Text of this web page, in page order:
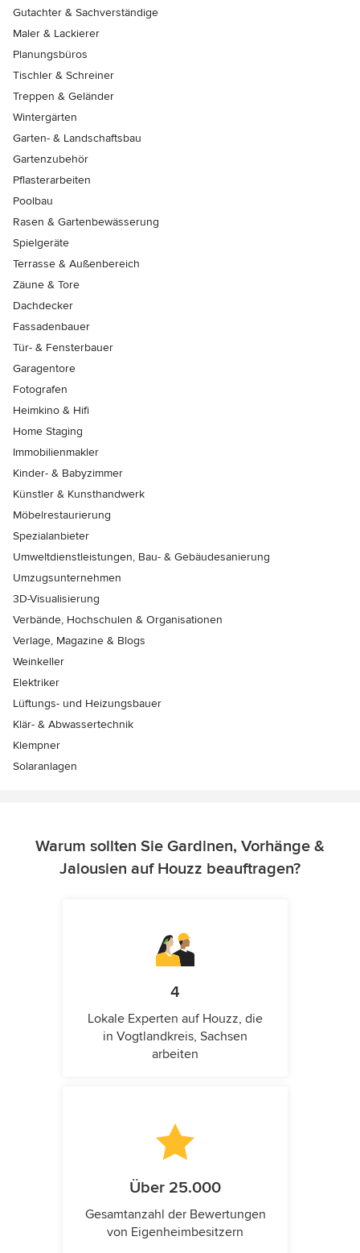
Gutachter & Sachverständige
Maler & Lackierer
Planungsbüros
Tischler & Schreiner
Treppen & Geländer
Wintergärten
Garten- & Landschaftsbau
Gartenzubehör
Pflasterarbeiten
Poolbau
Rasen & Gartenbewässerung
Spielgeräte
Terrasse & Außenbereich
Zäune & Tore
Dachdecker
Fassadenbauer
Tür- & Fensterbauer
Garagentore
Fotografen
Heimkino & Hifi
Home Staging
Immobilienmakler
Kinder- & Babyzimmer
Künstler & Kunsthandwerk
Möbelrestaurierung
Spezialanbieter
Umweltdienstleistungen, Bau- & Gebäudesanierung
Umzugsunternehmen
3D-Visualisierung
Verbände, Hochschulen & Organisationen
Verlage, Magazine & Blogs
Weinkeller
Elektriker
Lüftungs- und Heizungsbauer
Klär- & Abwassertechnik
Klempner
Solaranlagen
Warum sollten Sie Gardinen, Vorhänge &
Jalousien auf Houzz beauftragen?
4
Lokale Experten auf Houzz, die
in Vogtlandkreis, Sachsen
arbeiten
Über 25.000
Gesamtanzahl der Bewertungen
von Eigenheimbesitzern